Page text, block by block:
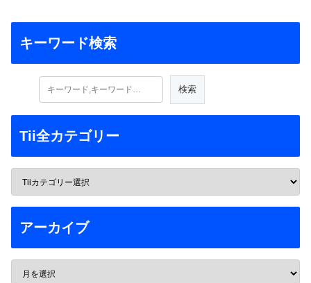
キーワード検索
Tii全カテゴリー
アーカイブ